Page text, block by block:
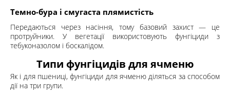
Темно-бура і смугаста плямистість
Передаються через насіння, тому базовий захист — це
протруйники. У вегетації використовують фунгіциди з
тебуконазолом і боскалідом.
Типи фунгіцидів для ячменю
Як і для пшениці, фунгіциди для ячменю діляться за способом
дії на три групи.